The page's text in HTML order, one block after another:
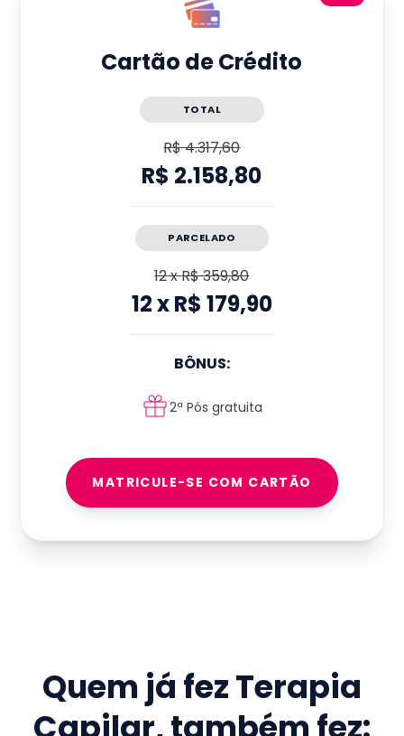
Cartão de Crédito
TOTAL
R$ 4.317,60
R$ 2.158,80
PARCELADO
12xR$ 359,80
12xR$ 179,90
BÔNUS:
2ª Pós gratuita
MATRICULE-SE COM CARTÃO
Quem já fezTerapia